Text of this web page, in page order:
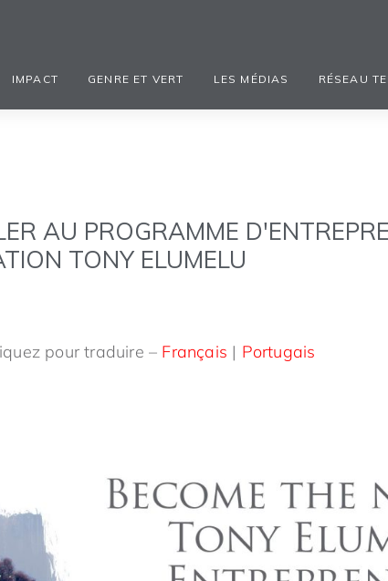
IMPACT GENRE ET VERT LES MÉDIAS RÉSEAU
AU PROGRAMME
TONY ELUMELU
pour traduire – Français | Portugais